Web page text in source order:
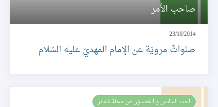
صاحب الأمر
23/10/2014
صلواتٌ مرويّة عن الإمام المهديّ عليه السّلام
العـدد السادس و الخمسون من مجلة شعائر